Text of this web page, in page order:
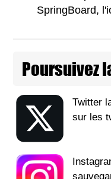
SpringBoard,
Poursuivez
Twitter
sur les